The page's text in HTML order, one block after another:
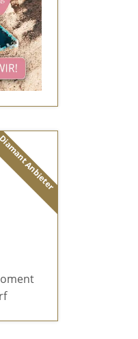
Anbieter